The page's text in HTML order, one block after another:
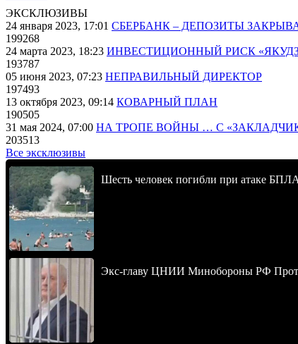
ЭКСКЛЮЗИВЫ
24 января 2023, 17:01 СБЕРБАНК – ДЕПОЗИТЫ
199268
24 марта 2023, 18:23 ИНВЕСТИЦИОННЫЙ РИСК
193787
05 июня 2023, 07:23 НЕПРАВИЛЬНЫЙ ДИРЕКТОР
197493
13 октября 2023, 09:14 КОВАРНЫЙ ПЛАН
190505
31 мая 2024, 07:00 НА ТРОПЕ ВОЙНЫ … С
203513
Все эксклюзивы
Шесть человек погибли при атаке
Экс-главу ЦНИИ Минобороны РФ